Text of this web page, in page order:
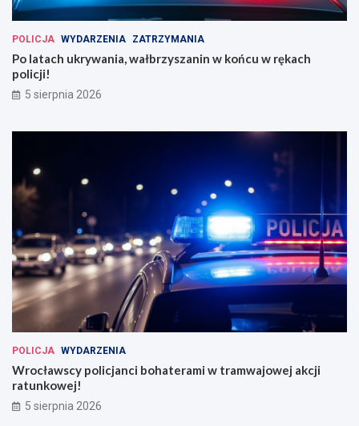
POLICJA WYDARZENIA ZATRZYMANIA
Po latach ukrywania, wałbrzyszanin w końcu w rękach
policji!
5 sierpnia 2026
POLICJA WYDARZENIA
Wrocławscy policjanci bohaterami w tramwajowej akcji
ratunkowej!
5 sierpnia 2026